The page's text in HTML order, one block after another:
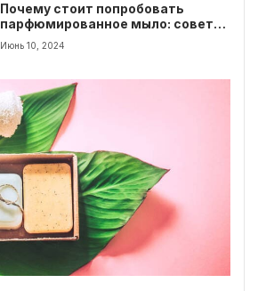
Почему стоит попробовать
парфюмированное мыло: советы
и рекомендации
Июнь 10, 2024